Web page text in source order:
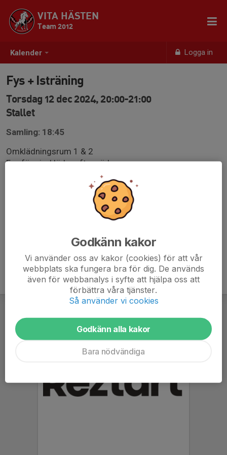
Kalender Logga in
VITA HÄSTEN
Team 2012
Fys + Isträning
Torsdag 12 dec 2024, 20:00-21:00
Stallet
Samling: 18:45
Omklädningsrum 1 & 2
Fys före is, kläder efter väder.
Ombytta och klara för is 10min innan isträning för
genomgång av träningsupplägg.
Godkänn kakor
Vi använder oss av kakor (cookies) för att vår
webbplats ska fungera bra för dig. De används
även för webbanalys i syfte att hjälpa oss att
förbättra våra tjänster.
Så använder vi cookies
Godkänn alla kakor
Bara nödvändiga